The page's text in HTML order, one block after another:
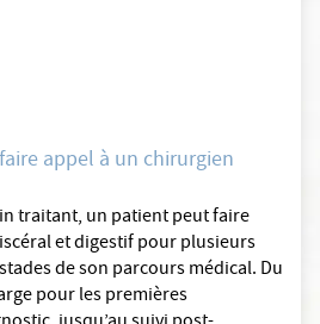
appel à un chirurgien
traitant, un patient peut faire
et digestif pour plusieurs
de son parcours médical. Du
pour les premières